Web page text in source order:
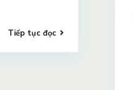
Tiếp tục đọc